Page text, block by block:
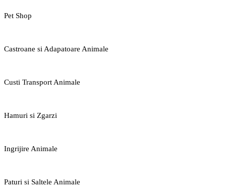
Pet Shop
Castroane si Adapatoare Animale
Custi Transport Animale
Hamuri si Zgarzi
Ingrijire Animale
Paturi si Saltele Animale